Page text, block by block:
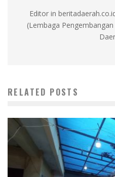
Editor in
(Lembaga
RELATED POSTS